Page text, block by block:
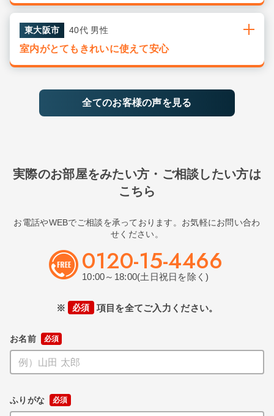
東大阪市 40代 男性
室内がとてもきれいに使えて安心
全てのお客様の声を見る
実際のお部屋をみたい方・ご相談したい方は
こちら
お電話やWEBでご相談を承っております。お気軽にお問い合わ
せください。
0120-15-4466
10:00～18:00(土日祝日を除く)
※ 必須 項目を全てご入力ください。
お名前
ふりがな